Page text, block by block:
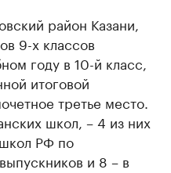
район Казани,
9-х классов
году в 10-й класс,
итоговой
третье место.
школ, – 4 из них
РФ по
и 8 – в